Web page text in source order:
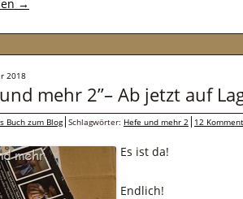
→
2018
mehr 2”– Ab jetzt auf
Buch zum Blog Schlagwörter: Hefe und mehr 2 12
Es ist da!
Endlich!